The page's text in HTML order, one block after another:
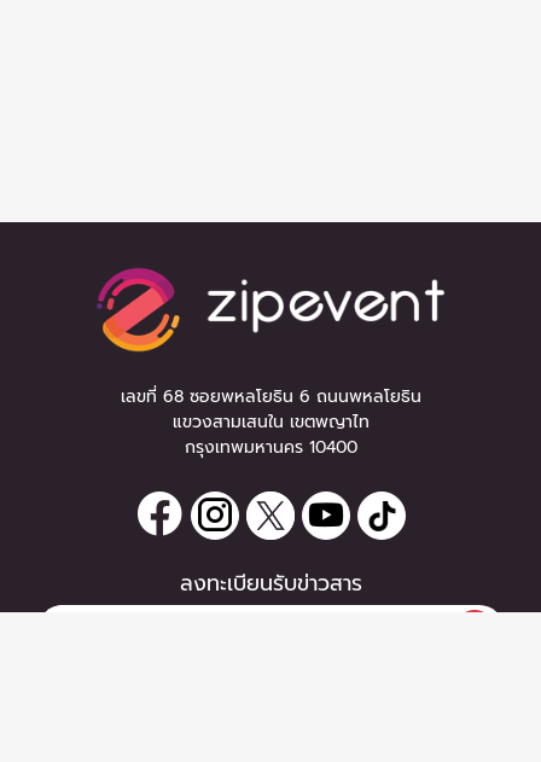
เลขที่ 68 ซอยพหลโยธิน 6 ถนนพหลโยธิน
แขวงสามเสนใน เขตพญาไท
กรุงเทพมหานคร 10400
ลงทะเบียนรับข่าวสาร